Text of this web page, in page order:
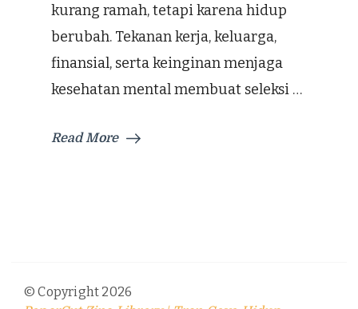
kurang ramah, tetapi karena hidup
berubah. Tekanan kerja, keluarga,
finansial, serta keinginan menjaga
kesehatan mental membuat seleksi …
Read More
© Copyright 2026